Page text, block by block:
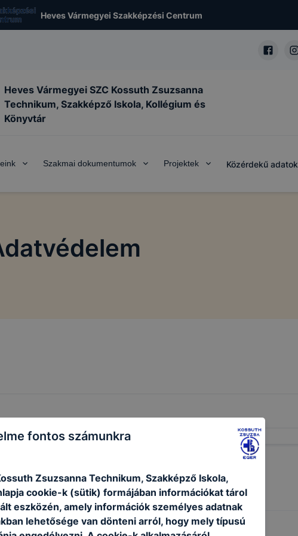
Heves Vármegyei Szakképzési Centrum
Heves Vármegyei SZC Kossuth Zsuzsanna
Technikum, Szakképző Iskola, Kollégium és
Könyvtár
Szakmai dokumentumok Projektek Közérdekű adatok
fontos számunkra
Zsuzsanna Technikum, Szakképző Iskola,
cookie-k (sütik) formájában információkat tárol
eszközén, amely információk személyes adatnak
lehetősége van dönteni arról, hogy mely típusú